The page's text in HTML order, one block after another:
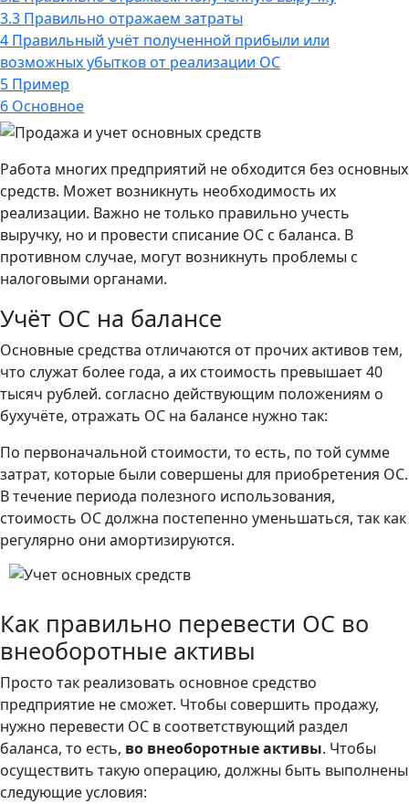
3.3 Правильно отражаем затраты
4 Правильный учёт полученной прибыли или
возможных убытков от реализации ОС
5 Пример
6 Основное
Работа многих предприятий не обходится без основных
средств. Может возникнуть необходимость их
реализации. Важно не только правильно учесть
выручку, но и провести списание ОС с баланса. В
противном случае, могут возникнуть проблемы с
налоговыми органами.
Учёт ОС на балансе
Основные средства отличаются от прочих активов тем,
что служат более года, а их стоимость превышает 40
тысяч рублей. согласно действующим положениям о
бухучёте, отражать ОС на балансе нужно так:
По первоначальной стоимости, то есть, по той сумме
затрат, которые были совершены для приобретения ОС.
В течение периода полезного использования,
стоимость ОС должна постепенно уменьшаться, так как
регулярно они амортизируются.
Как правильно перевести ОС во
внеоборотные активы
Просто так реализовать основное средство
предприятие не сможет. Чтобы совершить продажу,
нужно перевести ОС в соответствующий раздел
баланса, то есть, во внеоборотные активы. Чтобы
осуществить такую операцию, должны быть выполнены
следующие условия: